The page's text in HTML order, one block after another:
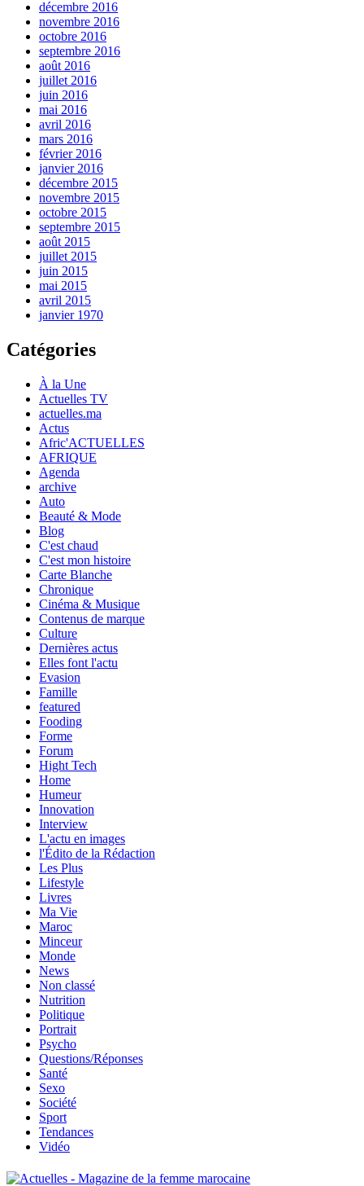
décembre 2016
novembre 2016
octobre 2016
septembre 2016
août 2016
juillet 2016
juin 2016
mai 2016
avril 2016
mars 2016
février 2016
janvier 2016
décembre 2015
novembre 2015
octobre 2015
septembre 2015
août 2015
juillet 2015
juin 2015
mai 2015
avril 2015
janvier 1970
Catégories
À la Une
Actuelles TV
actuelles.ma
Actus
Afric'ACTUELLES
AFRIQUE
Agenda
archive
Auto
Beauté & Mode
Blog
C'est chaud
C'est mon histoire
Carte Blanche
Chronique
Cinéma & Musique
Contenus de marque
Culture
Dernières actus
Elles font l'actu
Evasion
Famille
featured
Fooding
Forme
Forum
Hight Tech
Home
Humeur
Innovation
Interview
L'actu en images
l'Édito de la Rédaction
Les Plus
Lifestyle
Livres
Ma Vie
Maroc
Minceur
Monde
News
Non classé
Nutrition
Politique
Portrait
Psycho
Questions/Réponses
Santé
Sexo
Société
Sport
Tendances
Vidéo